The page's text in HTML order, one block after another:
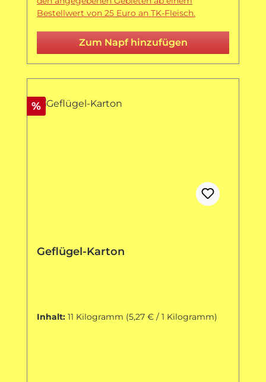
Bestellwert von 25 Euro an TK-Fleisch.
Zum Napf hinzufügen
Rabatt
%
Geflügel-Karton
Inhalt: 11 Kilogramm (5,27 € / 1 Kilogramm)